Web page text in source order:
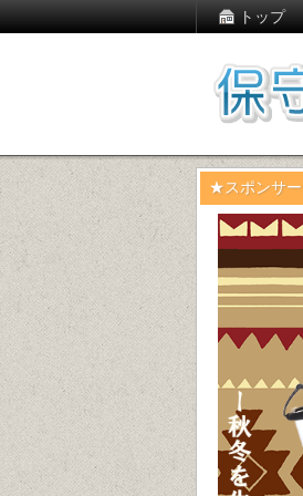
トップ
★スポンサー